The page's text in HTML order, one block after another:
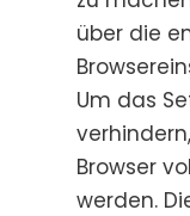
über die
Um das
Browser
werden.